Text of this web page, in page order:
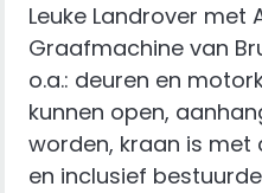
Leuke Landrover met
Graafmachine van
o.a.: deuren en
kunnen open,
worden, kraan is met
en inclusief